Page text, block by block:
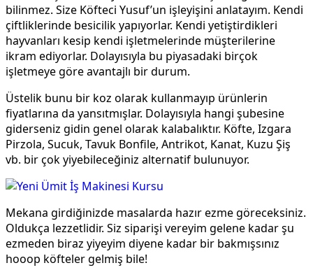
bilinmez. Size Köfteci Yusuf’un işleyişini anlatayım. Kendi
çiftliklerinde besicilik yapıyorlar. Kendi yetiştirdikleri
hayvanları kesip kendi işletmelerinde müşterilerine
ikram ediyorlar. Dolayısıyla bu piyasadaki birçok
işletmeye göre avantajlı bir durum.
Üstelik bunu bir koz olarak kullanmayıp ürünlerin
fiyatlarına da yansıtmışlar. Dolayısıyla hangi şubesine
giderseniz gidin genel olarak kalabalıktır. Köfte, Izgara
Pirzola, Sucuk, Tavuk Bonfile, Antrikot, Kanat, Kuzu Şiş
vb. bir çok yiyebileceğiniz alternatif bulunuyor.
Mekana girdiğinizde masalarda hazır ezme göreceksiniz.
Oldukça lezzetlidir. Siz siparişi vereyim gelene kadar şu
ezmeden biraz yiyeyim diyene kadar bir bakmışsınız
hooop köfteler gelmiş bile!